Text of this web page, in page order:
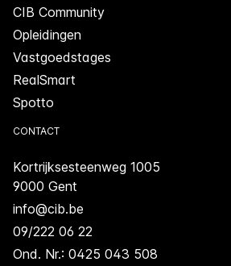
CIB Community
Opleidingen
Vastgoedstages
RealSmart
Spotto
CONTACT
Kortrijksesteenweg 1005
9000 Gent
info@cib.be
09/222 06 22
Ond. Nr.: 0425 043 508